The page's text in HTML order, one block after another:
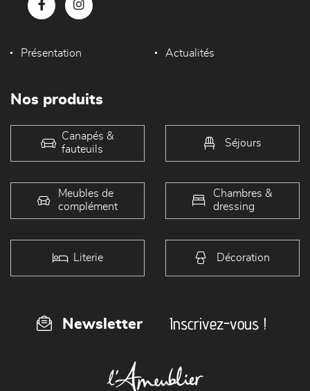
Présentation Actualités
Nos produits
Canapés &
fauteuils
Séjours
Meubles de
complément
Chambres &
dressing
Literie Décoration
Newsletter Inscrivez-vous !